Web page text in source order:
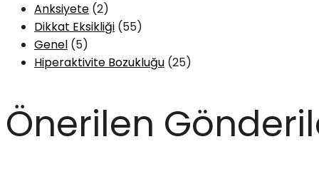
Anksiyete (2)
Dikkat Eksikliği (55)
Genel (5)
Hiperaktivite Bozukluğu (25)
Önerilen